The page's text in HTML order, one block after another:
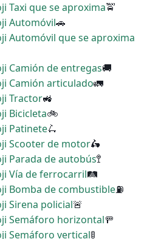
Taxi que se aproxima🚖
Automóvil🚗
Automóvil que se aproxima
Camión de entregas🚚
Camión articulado🚛
Tractor🚜
Bicicleta🚲
Patinete🛴
Scooter de motor🛵
Parada de autobús🚏
Vía de ferrocarril🛤
Bomba de combustible⛽
Sirena policial🚨
Semáforo horizontal🚥
Semáforo vertical🚦